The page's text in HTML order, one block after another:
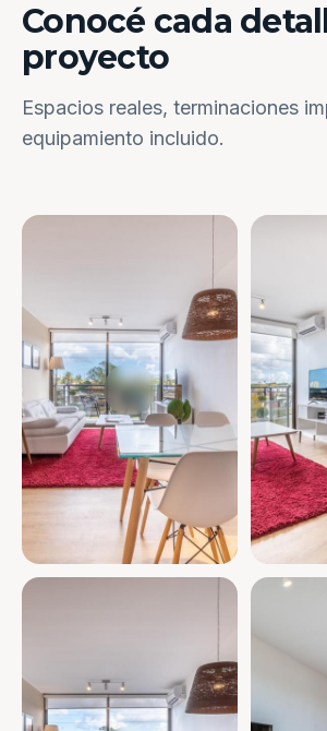
Conocé cada
proyecto
Espacios reales, terminaciones
equipamiento incluido.